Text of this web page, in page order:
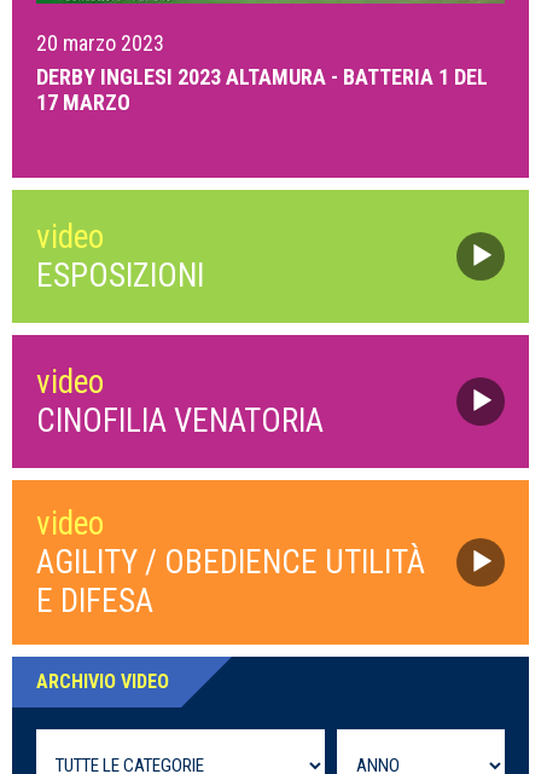
20 marzo 2023
DERBY INGLESI 2023 ALTAMURA - BATTERIA 1 DEL
17 MARZO
video
ESPOSIZIONI
video
CINOFILIA VENATORIA
video
AGILITY / OBEDIENCE UTILITÀ
E DIFESA
ARCHIVIO VIDEO